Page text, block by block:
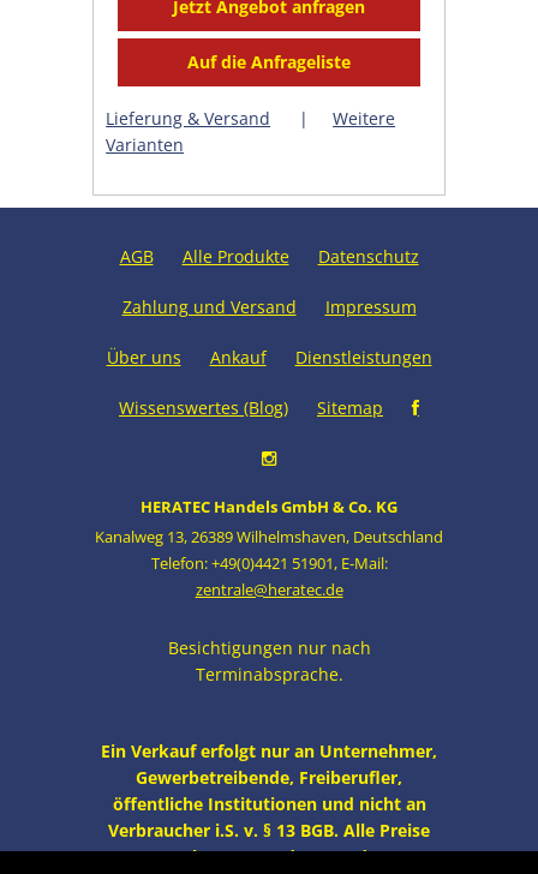
Lieferung & Versand |
Weitere
Varianten
AGB Alle Produkte Datenschutz
Zahlung und Versand Impressum
Über uns Ankauf Dienstleistungen
Wissenswertes (Blog) Sitemap
HERATEC Handels GmbH & Co. KG
Kanalweg 13, 26389 Wilhelmshaven, Deutschland
Telefon: +49(0)4421 51901, E-Mail:
zentrale@heratec.de
Besichtigungen nur nach
Terminabsprache.
Ein Verkauf erfolgt nur an Unternehmer,
Gewerbetreibende, Freiberufler,
öffentliche Institutionen und nicht an
Verbraucher i.S. v. § 13 BGB. Alle Preise
zzgl. MwSt. und Versand.